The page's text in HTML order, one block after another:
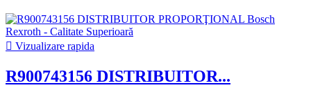
 Vizualizare rapida
R900743156 DISTRIBUITOR...